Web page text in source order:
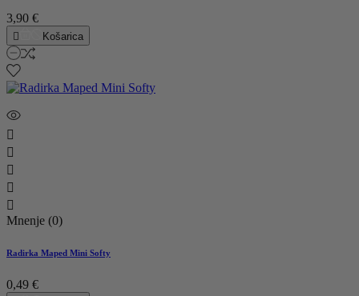
3,90 €
 Košarica





Mnenje (0)
Radirka Maped Mini Softy
0,49 €